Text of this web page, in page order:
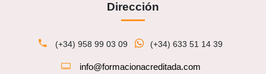
Dirección
(+34) 958 99 03 09 (+34) 633 51 14 39
info@formacionacreditada.com